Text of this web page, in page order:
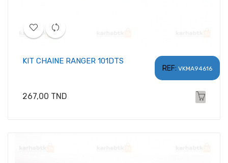
REF: VKMA94616
KIT CHAINE RANGER 101DTS
Prix
267,00 TND